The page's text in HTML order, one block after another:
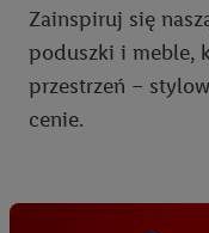
Zainspiruj się
poduszki i meble,
przestrzeń –
cenie.